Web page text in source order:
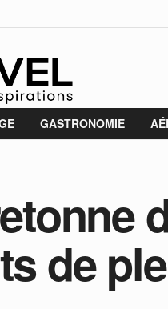
GASTRONOMIE
de